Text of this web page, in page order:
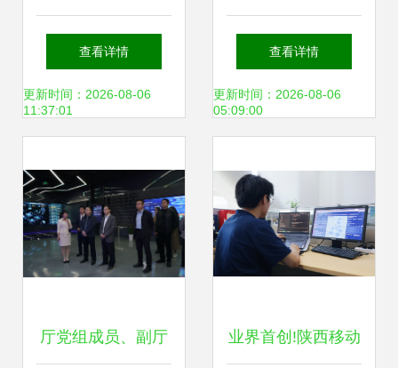
领航5G时代 加速
移动网络技术革新
查看详情
更新时间：2026-08-06
11:37:01
分层识别验证与人
工智能在生物环境
查看详情
更新时间：2026-08-06
05:09:00
厅党组成员、副厅 业界首创!陕西移动